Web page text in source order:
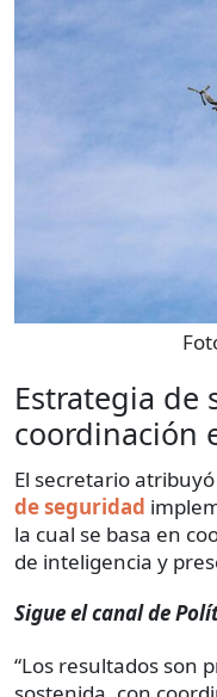
Estrategia de
coordinación
El secretario
de seguridad
la cual se basa en
de inteligencia y
Sigue el canal de
“Los resultados son